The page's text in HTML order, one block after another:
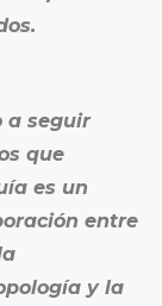
a seguir
que
es un
entre
y la